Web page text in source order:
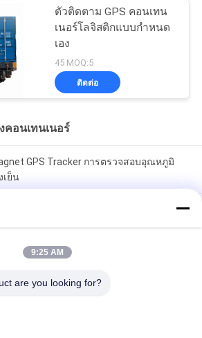
ตัวติดตาม GPS คอนเทน
เนอร์โลจิสติกแบบกำหนด
เอง
45 MOQ:5
ติดต่อ
คอนเทนเนอร์
GPS Tracker การตรวจสอบอุณหภูมิ
ย็น
นเนอร์ GPS Tracker ภายในคอนเทนเนอร์
Theft Container GPS Tracker กันน้ำ
9:25 AM
are you looking for?